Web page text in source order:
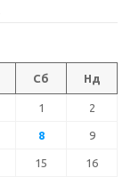
Сб Нд
1 2
8 9
15 16